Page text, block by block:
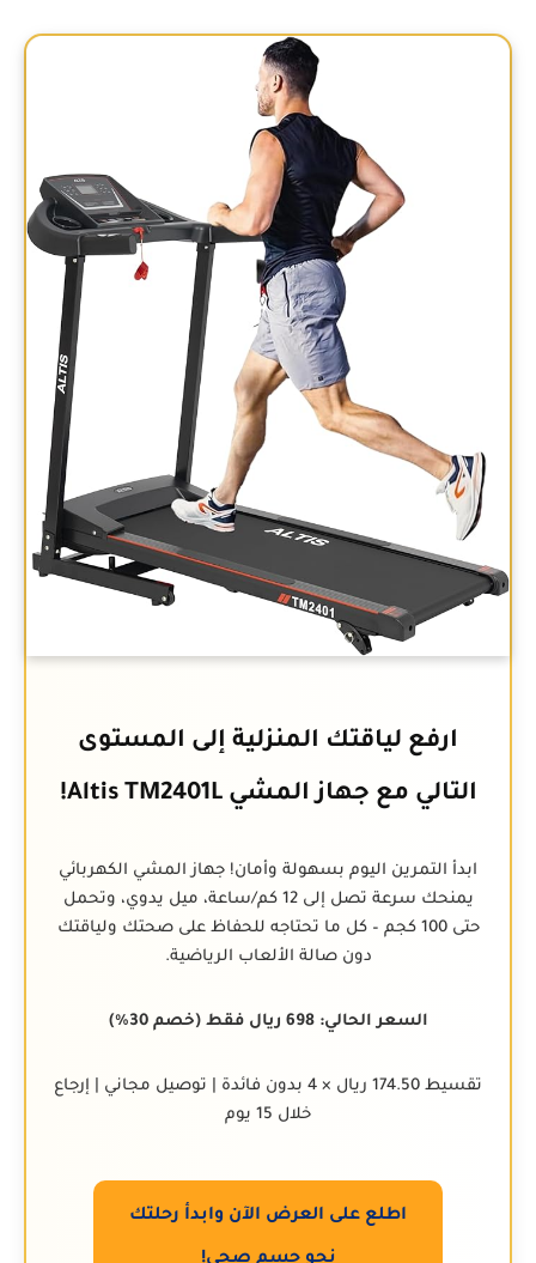
ارفع لياقتك المنزلية إلى المستوى
التالي مع جهاز المشي Altis TM2401L!
ابدأ التمرين اليوم بسهولة وأمان! جهاز المشي الكهربائي
يمنحك سرعة تصل إلى 12 كم/ساعة، ميل يدوي، وتحمل
حتى 100 كجم – كل ما تحتاجه للحفاظ على صحتك ولياقتك
دون صالة الألعاب الرياضية.
السعر الحالي: 698 ريال فقط (خصم 30%)
تقسيط 174.50 ريال × 4 بدون فائدة | توصيل مجاني | إرجاع
خلال 15 يوم
اطلع على العرض الآن وابدأ رحلتك
نحو جسم صحي!